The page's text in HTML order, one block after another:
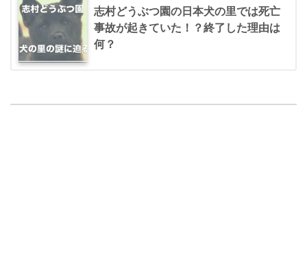
志村どうぶつ園の日本犬の里では死亡
事故が起きていた！？終了した理由は
何？